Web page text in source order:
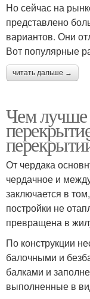
Но сейчас на
представлено
вариантов. Они
Вот популярные
читать дальше →
Чем лучше
От чердака
чердачное и
заключается в
постройки не
превращена в
По конструкции
балочными и
балками и
выполненные в